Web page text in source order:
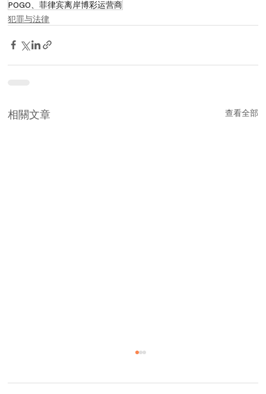
POGO、菲律宾离岸博彩运营商
犯罪与法律
相關文章 查看全部